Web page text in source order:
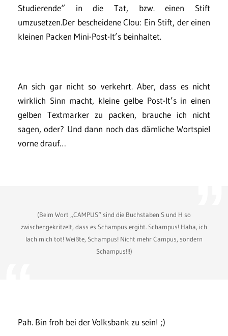
Studierende“ in die Tat, bzw. einen Stift
umzusetzen.Der bescheidene Clou: Ein Stift, der einen
kleinen Packen Mini-Post-It’s beinhaltet.
An sich gar nicht so verkehrt. Aber, dass es nicht
wirklich Sinn macht, kleine gelbe Post-It’s in einen
gelben Textmarker zu packen, brauche ich nicht
sagen, oder? Und dann noch das dämliche Wortspiel
vorne drauf…
(Beim Wort „CAMPUS“ sind die Buchstaben S und H so
zwischengekritzelt, dass es Schampus ergibt. Schampus! Haha, ich
lach mich tot! Weißte, Schampus! Nicht mehr Campus, sondern
Schampus!!!)
Pah. Bin froh bei der Volksbank zu sein! ;)